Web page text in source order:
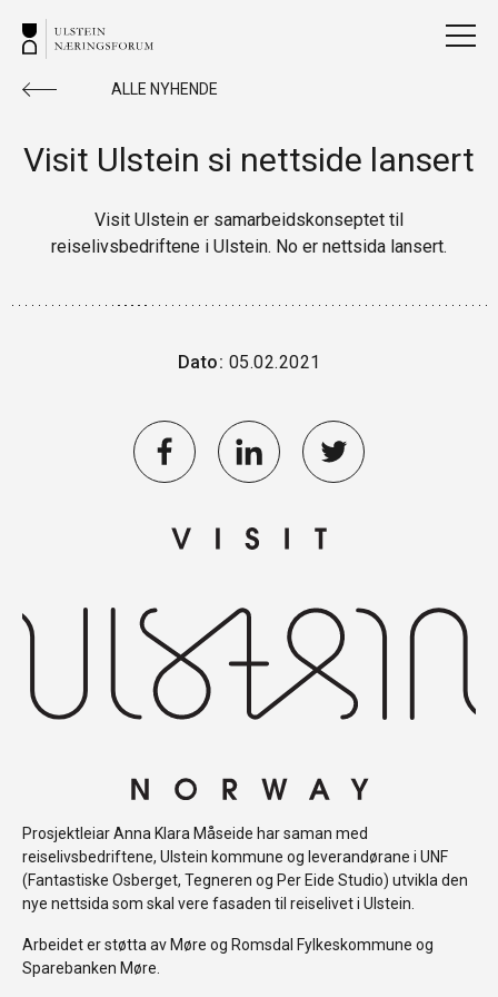
ALLE NYHENDE
Visit Ulstein si nettside lansert
Visit Ulstein er samarbeidskonseptet til
reiselivsbedriftene i Ulstein. No er nettsida lansert.
Dato: 05.02.2021
Prosjektleiar Anna Klara Måseide har saman med
reiselivsbedriftene, Ulstein kommune og leverandørane i UNF
(Fantastiske Osberget, Tegneren og Per Eide Studio) utvikla den
nye nettsida som skal vere fasaden til reiselivet i Ulstein.
Arbeidet er støtta av Møre og Romsdal Fylkeskommune og
Sparebanken Møre